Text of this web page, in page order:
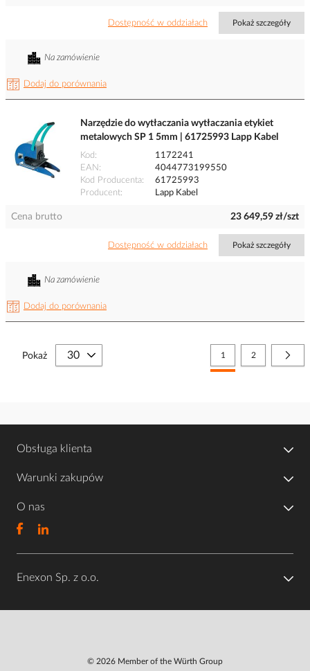
Dostępność w oddziałach Pokaż szczegóły
Dodaj do porównania
Na zamówienie
Narzędzie do wytłaczania wytłaczania etykiet
metalowych SP 1 5mm | 61725993 Lapp Kabel
Kod
1172241
EAN
4044773199550
Kod Producenta
61725993
Producent
Lapp Kabel
Cena brutto 23 649,59 zł/szt
Dostępność w oddziałach Pokaż szczegóły
Dodaj do porównania
Na zamówienie
Strona
Aktualnie czytasz stronę
1 Strona
2
Pokaż
Obsługa klienta
Warunki zakupów
O nas
Enexon Sp. z o.o.
© 2026 Member of the Würth Group